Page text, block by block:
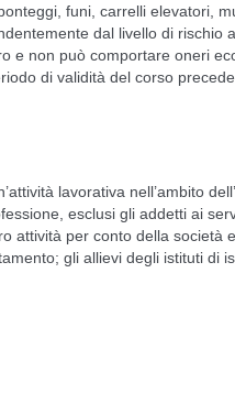
funi, carrelli elevatori,
dal livello di rischio
e non può comportare oneri
di validità del corso
lavorativa nell’ambito
esclusi gli addetti ai
per conto della società
gli allievi degli istituti di